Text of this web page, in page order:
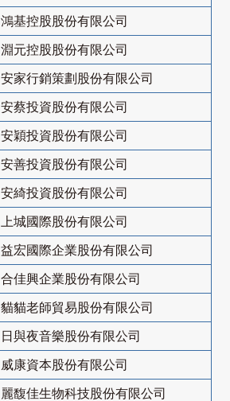
鴻基控股股份有限公司
淵元控股股份有限公司
安家行銷策劃股份有限公司
安蔡投資股份有限公司
安穎投資股份有限公司
安善投資股份有限公司
安綺投資股份有限公司
上城國際股份有限公司
益宏國際企業股份有限公司
合佳興企業股份有限公司
貓貓老師貿易股份有限公司
日與夜音樂股份有限公司
威康資本股份有限公司
麗馥佳生物科技股份有限公司